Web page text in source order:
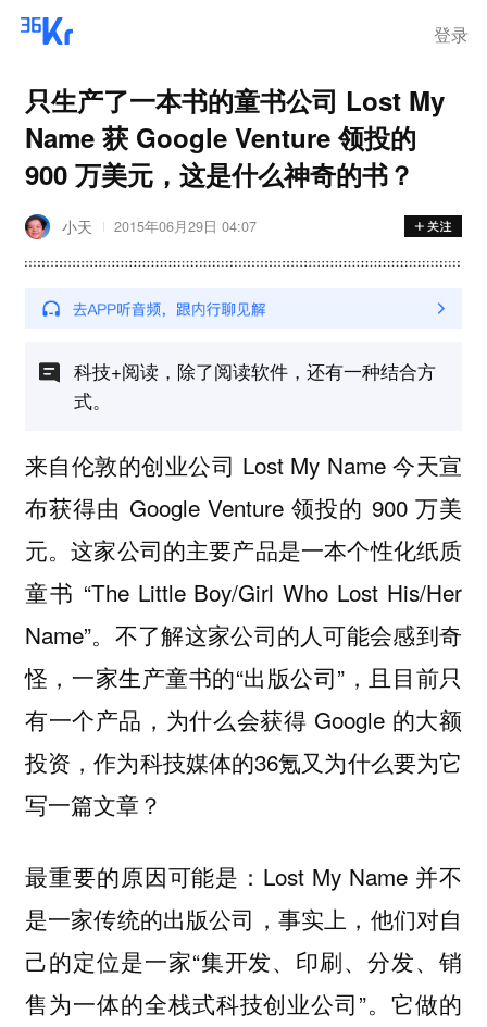
登录
只生产了一本书的童书公司 Lost My
Name 获 Google Venture 领投的
900 万美元，这是什么神奇的书？
小天 2015年06月29日 04:07
科技+阅读，除了阅读软件，还有一种结合方
式。
来自伦敦的创业公司 Lost My Name 今天宣
布获得由 Google Venture 领投的 900 万美
元。这家公司的主要产品是一本个性化纸质
童书 “The Little Boy/Girl Who Lost His/Her
Name”。不了解这家公司的人可能会感到奇
怪，一家生产童书的“出版公司”，且目前只
有一个产品，为什么会获得 Google 的大额
投资，作为科技媒体的36氪又为什么要为它
写一篇文章？
最重要的原因可能是：Lost My Name 并不
是一家传统的出版公司，事实上，他们对自
己的定位是一家“集开发、印刷、分发、销
售为一体的全栈式科技创业公司”。它做的